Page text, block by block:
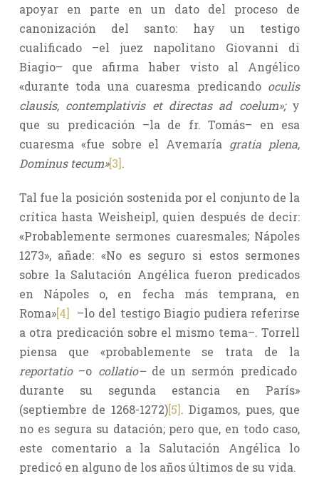
apoyar en parte en un dato del proceso de
canonización del santo: hay un testigo
cualificado –el juez napolitano Giovanni di
Biagio– que afirma haber visto al Angélico
«durante toda una cuaresma predicandooculis
clausis, contemplativis et directas ad coelum»; y
que su predicación –la de fr. Tomás– en esa
cuaresma «fue sobre el Avemaría gratia plena,
Dominus tecum»[3].
Tal fue la posición sostenida por el conjunto de la
crítica hasta Weisheipl, quien después de decir:
«Probablemente sermones cuaresmales; Nápoles
1273», añade: «No es seguro si estos sermones
sobre la Salutación Angélica fueron predicados
en Nápoles o, en fecha más temprana, en
Roma»[4] –lo del testigo Biagio pudiera referirse
a otra predicación sobre el mismo tema–. Torrell
piensa que «probablemente se trata de la
reportatio –o collatio– de un sermón predicado
durante su segunda estancia en París»
(septiembre de 1268-1272)[5]. Digamos, pues, que
no es segura su datación; pero que, en todo caso,
este comentario a la Salutación Angélica lo
predicó en alguno de los años últimos de su vida.